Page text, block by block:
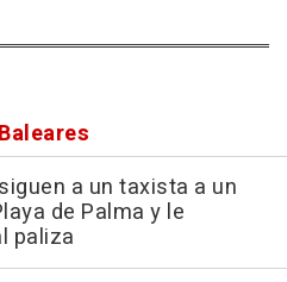
a un taxista a un
de Palma y le
paliza